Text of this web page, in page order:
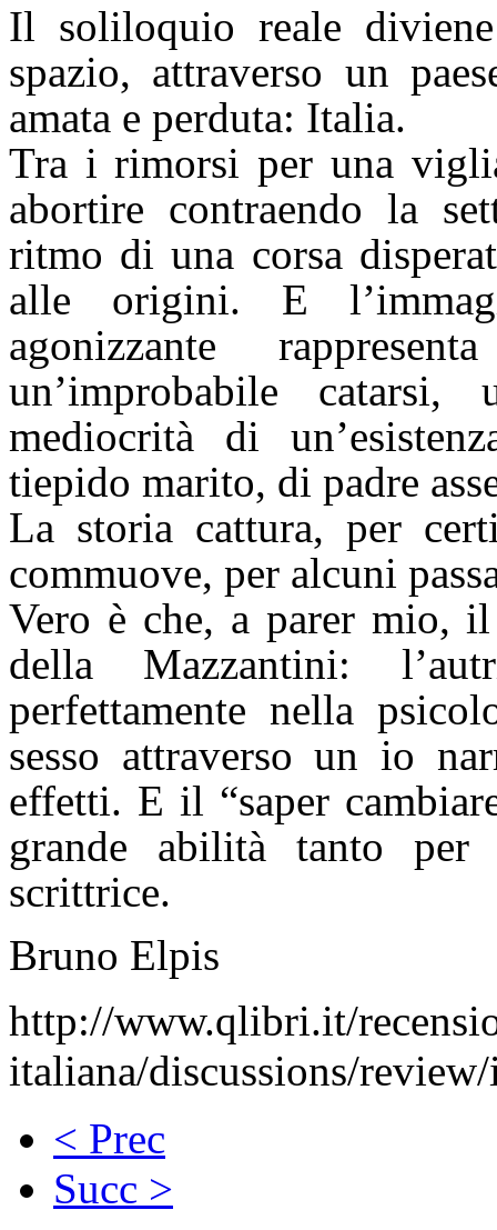
Il soliloquio reale
spazio, attraverso un
amata e perduta: Italia.
Tra i rimorsi per una
abortire contraendo la
ritmo di una corsa
alle origini. E
agonizzante
un’improbabile catarsi,
mediocrità di
tiepido marito, di padre
La storia cattura, per
commuove, per alcuni
Vero è che, a parer mio,
della Mazzantini:
perfettamente nella
sesso attraverso un io
effetti. E il “saper
grande abilità tanto
scrittrice.
Bruno Elpis
http://www.qlibri.it/
italiana/discussions/
< Prec
Succ >